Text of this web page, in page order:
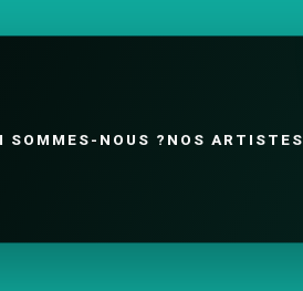
SOMMES-NOUS ? NOS ARTISTES